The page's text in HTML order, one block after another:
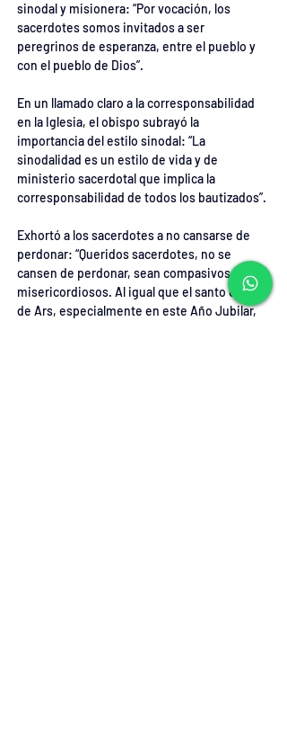
sinodal y misionera: “Por vocación, los
sacerdotes somos invitados a ser
peregrinos de esperanza, entre el pueblo y
con el pueblo de Dios”.
En un llamado claro a la corresponsabilidad
en la Iglesia, el obispo subrayó la
importancia del estilo sinodal: “La
sinodalidad es un estilo de vida y de
ministerio sacerdotal que implica la
corresponsabilidad de todos los bautizados”.
Exhortó a los sacerdotes a no cansarse de
perdonar: “Queridos sacerdotes, no se
cansen de perdonar, sean compasivos y
misericordiosos. Al igual que el santo Cura
de Ars, especialmente en este Año Jubilar,